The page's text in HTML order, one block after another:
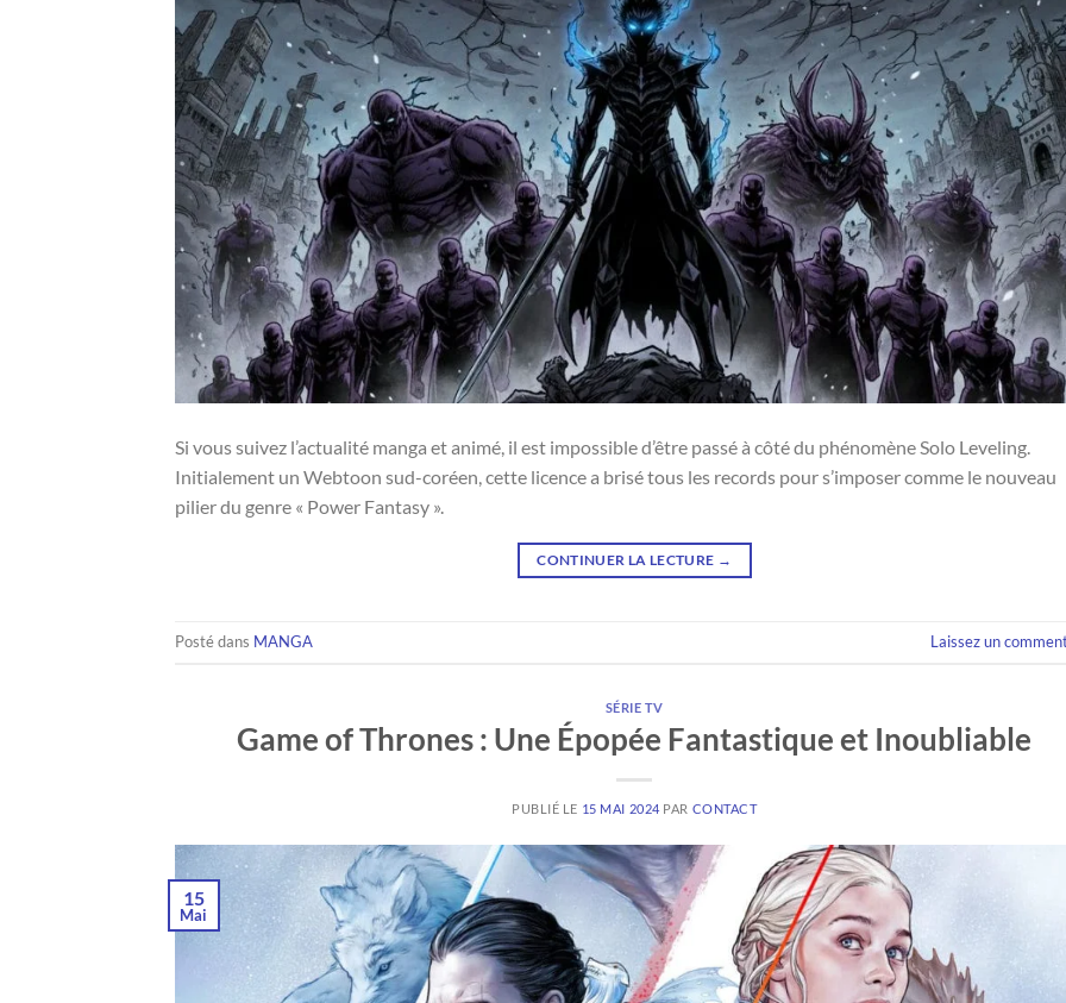
Si vous suivez l’actualité manga et animé, il est impossible d’être passé à côté du phénomène Solo Leveling.
Initialement un Webtoon sud-coréen, cette licence a brisé tous les records pour s’imposer comme le nouveau
pilier du genre « Power Fantasy ».
CONTINUER LA LECTURE →
Posté dans MANGA Laissez un
SÉRIE TV
Game of Thrones : Une Épopée Fantastique et Inoubliable
PUBLIÉ LE 15 MAI 2024 PAR CONTACT
15
Mai